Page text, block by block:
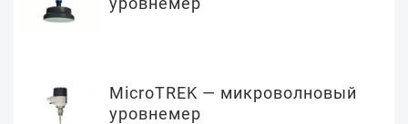
MicroTREK — микроволновый
уровнемер